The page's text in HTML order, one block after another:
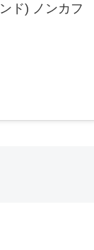
ド) ノンカフ